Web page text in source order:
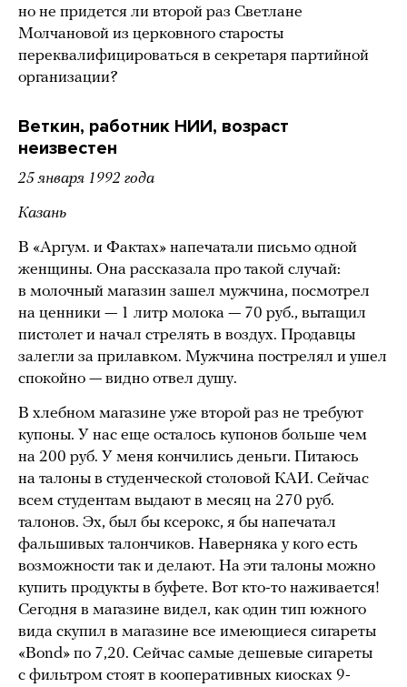
но не придется ли второй раз Светлане
Молчановой из церковного старосты
переквалифицироваться в секретаря партийной
организации?
Веткин, работник НИИ, возраст
неизвестен
25 января 1992 года
Казань
В «Аргум. и Фактах» напечатали письмо одной
женщины. Она рассказала про такой случай:
в молочный магазин зашел мужчина, посмотрел
на ценники — 1 литр молока — 70 руб., вытащил
пистолет и начал стрелять в воздух. Продавцы
залегли за прилавком. Мужчина пострелял и ушел
спокойно — видно отвел душу.
В хлебном магазине уже второй раз не требуют
купоны. У нас еще осталось купонов больше чем
на 200 руб. У меня кончились деньги. Питаюсь
на талоны в студенческой столовой КАИ. Сейчас
всем студентам выдают в месяц на 270 руб.
талонов. Эх, был бы ксерокс, я бы напечатал
фальшивых талончиков. Наверняка у кого есть
возможности так и делают. На эти талоны можно
купить продукты в буфете. Вот кто-то наживается!
Сегодня в магазине видел, как один тип южного
вида скупил в магазине все имеющиеся сигареты
«Bond» по 7,20. Сейчас самые дешевые сигареты
с фильтром стоят в кооперативных киосках 9-